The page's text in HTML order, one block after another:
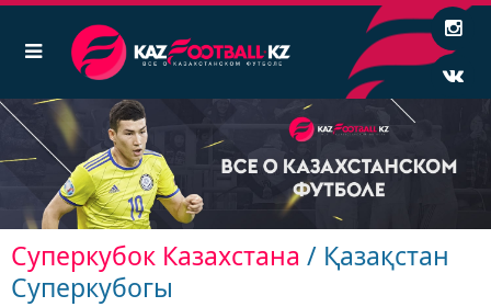
Суперкубок Казахстана / Қазақстан
Суперкубогы